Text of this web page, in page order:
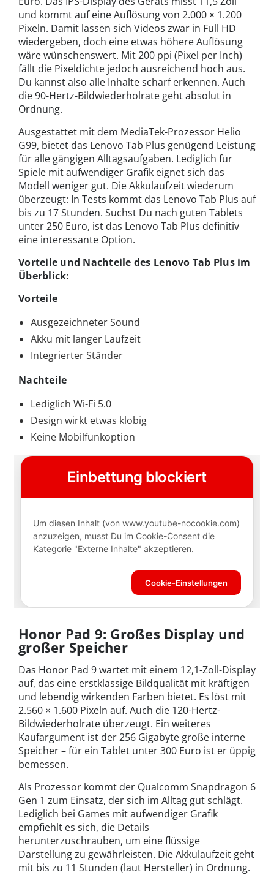
und kommt auf eine Auflösung von 2.000 × 1.200
Pixeln. Damit lassen sich Videos zwar in Full HD
wiedergeben, doch eine etwas höhere Auflösung
wäre wünschenswert. Mit 200 ppi (Pixel per Inch)
fällt die Pixeldichte jedoch ausreichend hoch aus.
Du kannst also alle Inhalte scharf erkennen. Auch
die 90-Hertz-Bildwiederholrate geht absolut in
Ordnung.
Ausgestattet mit dem MediaTek-Prozessor Helio
G99, bietet das Lenovo Tab Plus genügend Leistung
für alle gängigen Alltagsaufgaben. Lediglich für
Spiele mit aufwendiger Grafik eignet sich das
Modell weniger gut. Die Akkulaufzeit wiederum
überzeugt: In Tests kommt das Lenovo Tab Plus auf
bis zu 17 Stunden. Suchst Du nach guten Tablets
unter 250 Euro, ist das Lenovo Tab Plus definitiv
eine interessante Option.
Vorteile und Nachteile des Lenovo Tab Plus im
Überblick:
Vorteile
Ausgezeichneter Sound
Akku mit langer Laufzeit
Integrierter Ständer
Nachteile
Lediglich Wi-Fi 5.0
Design wirkt etwas klobig
Keine Mobilfunkoption
Honor Pad 9: Großes Display und
großer Speicher
Das Honor Pad 9 wartet mit einem 12,1-Zoll-Display
auf, das eine erstklassige Bildqualität mit kräftigen
und lebendig wirkenden Farben bietet. Es löst mit
2.560 × 1.600 Pixeln auf. Auch die 120-Hertz-
Bildwiederholrate überzeugt. Ein weiteres
Kaufargument ist der 256 Gigabyte große interne
Speicher – für ein Tablet unter 300 Euro ist er üppig
bemessen.
Als Prozessor kommt der Qualcomm Snapdragon 6
Gen 1 zum Einsatz, der sich im Alltag gut schlägt.
Lediglich bei Games mit aufwendiger Grafik
empfiehlt es sich, die Details
herunterzuschrauben, um eine flüssige
Darstellung zu gewährleisten. Die Akkulaufzeit geht
mit bis zu 11 Stunden (laut Hersteller) in Ordnung.